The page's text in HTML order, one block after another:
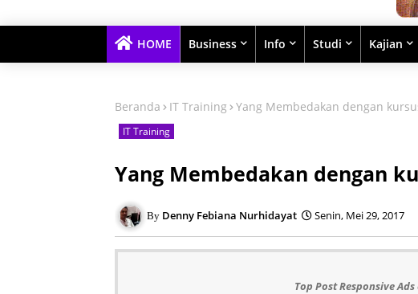
HOME Business Info Studi Kajian
Beranda IT Training Yang Membedakan dengan
IT Training
Yang Membedakan dengan
Denny Febiana Nurhidayat Senin, Mei 29, 2017
Top Post Responsive